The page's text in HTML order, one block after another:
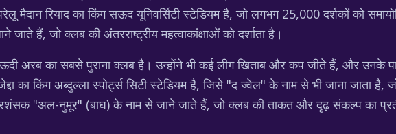
मैदान रियाद का किंग सऊद यूनिवर्सिटी स्टेडियम है, जो लगभग 25,000 दर्शकों को
हैं, जो क्लब की अंतरराष्ट्रीय महत्वाकांक्षाओं को दर्शाता है।
अरब का सबसे पुराना क्लब है। उन्होंने भी कई लीग खिताब और कप जीते हैं, और उनके
का किंग अब्दुल्ला स्पोर्ट्स सिटी स्टेडियम है, जिसे "द ज्वेल" के नाम से भी जाना जाता
"अल-नुमूर" (बाघ) के नाम से जाने जाते हैं, जो क्लब की ताकत और दृढ़ संकल्प का